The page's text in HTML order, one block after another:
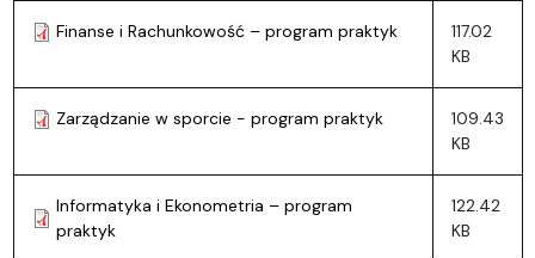
Finanse i Rachunkowość – program praktyk
117.02
KB
Zarządzanie w sporcie - program praktyk
109.43
KB
Informatyka i Ekonometria – program
praktyk
122.42
KB